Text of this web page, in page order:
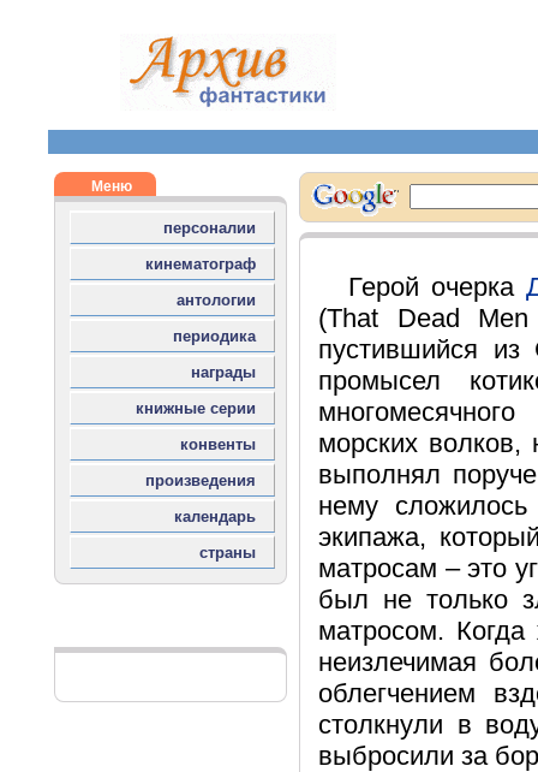
Герой очерка
(That Dead
пустившийся
промысел
морских
выполнял
нему
экипажа,
матросам – это
был не только
матросом.
неизлечимая
облегчением
столкнули в
выбросили за